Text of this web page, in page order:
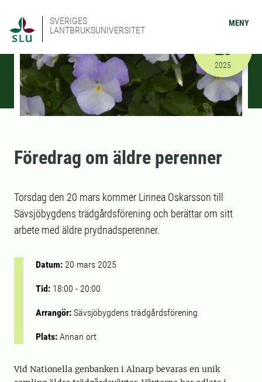
SVERIGES
LANTBRUKSUNIVERSITET
MENY
2025-03-
20
2025
Föredrag om äldre perenner
Torsdag den 20 mars kommer Linnea Oskarsson till
Sävsjöbygdens trädgårdsförening och berättar om sitt
arbete med äldre prydnadsperenner.
Datum: 20 mars 2025
Tid: 18:00 - 20:00
Arrangör: Sävsjöbygdens trädgårdsförening
Plats: Annan ort
Vid Nationella genbanken i Alnarp bevaras en unik